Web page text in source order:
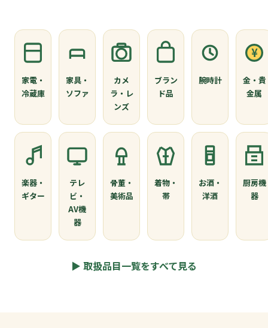
家電・
冷蔵庫
家具・
ソファ
カメ
ラ・レ
ンズ
ブラン
ド品
腕時計
¥
金・貴
金属
楽器・
ギター
テレ
ビ・
AV機
器
骨董・
美術品
着物・
帯
お酒・
洋酒
厨房機
器
▶ 取扱品目一覧をすべて見る